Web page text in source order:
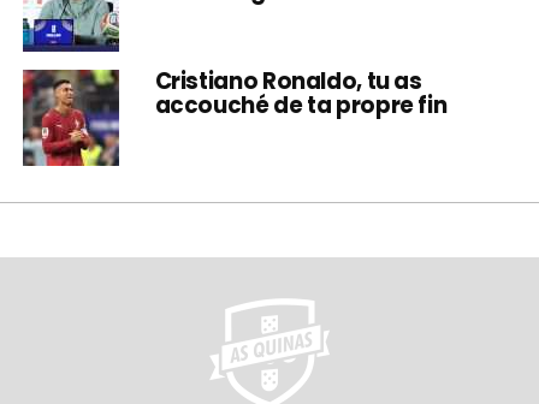
Cristiano Ronaldo, tu as
accouché de ta propre fin